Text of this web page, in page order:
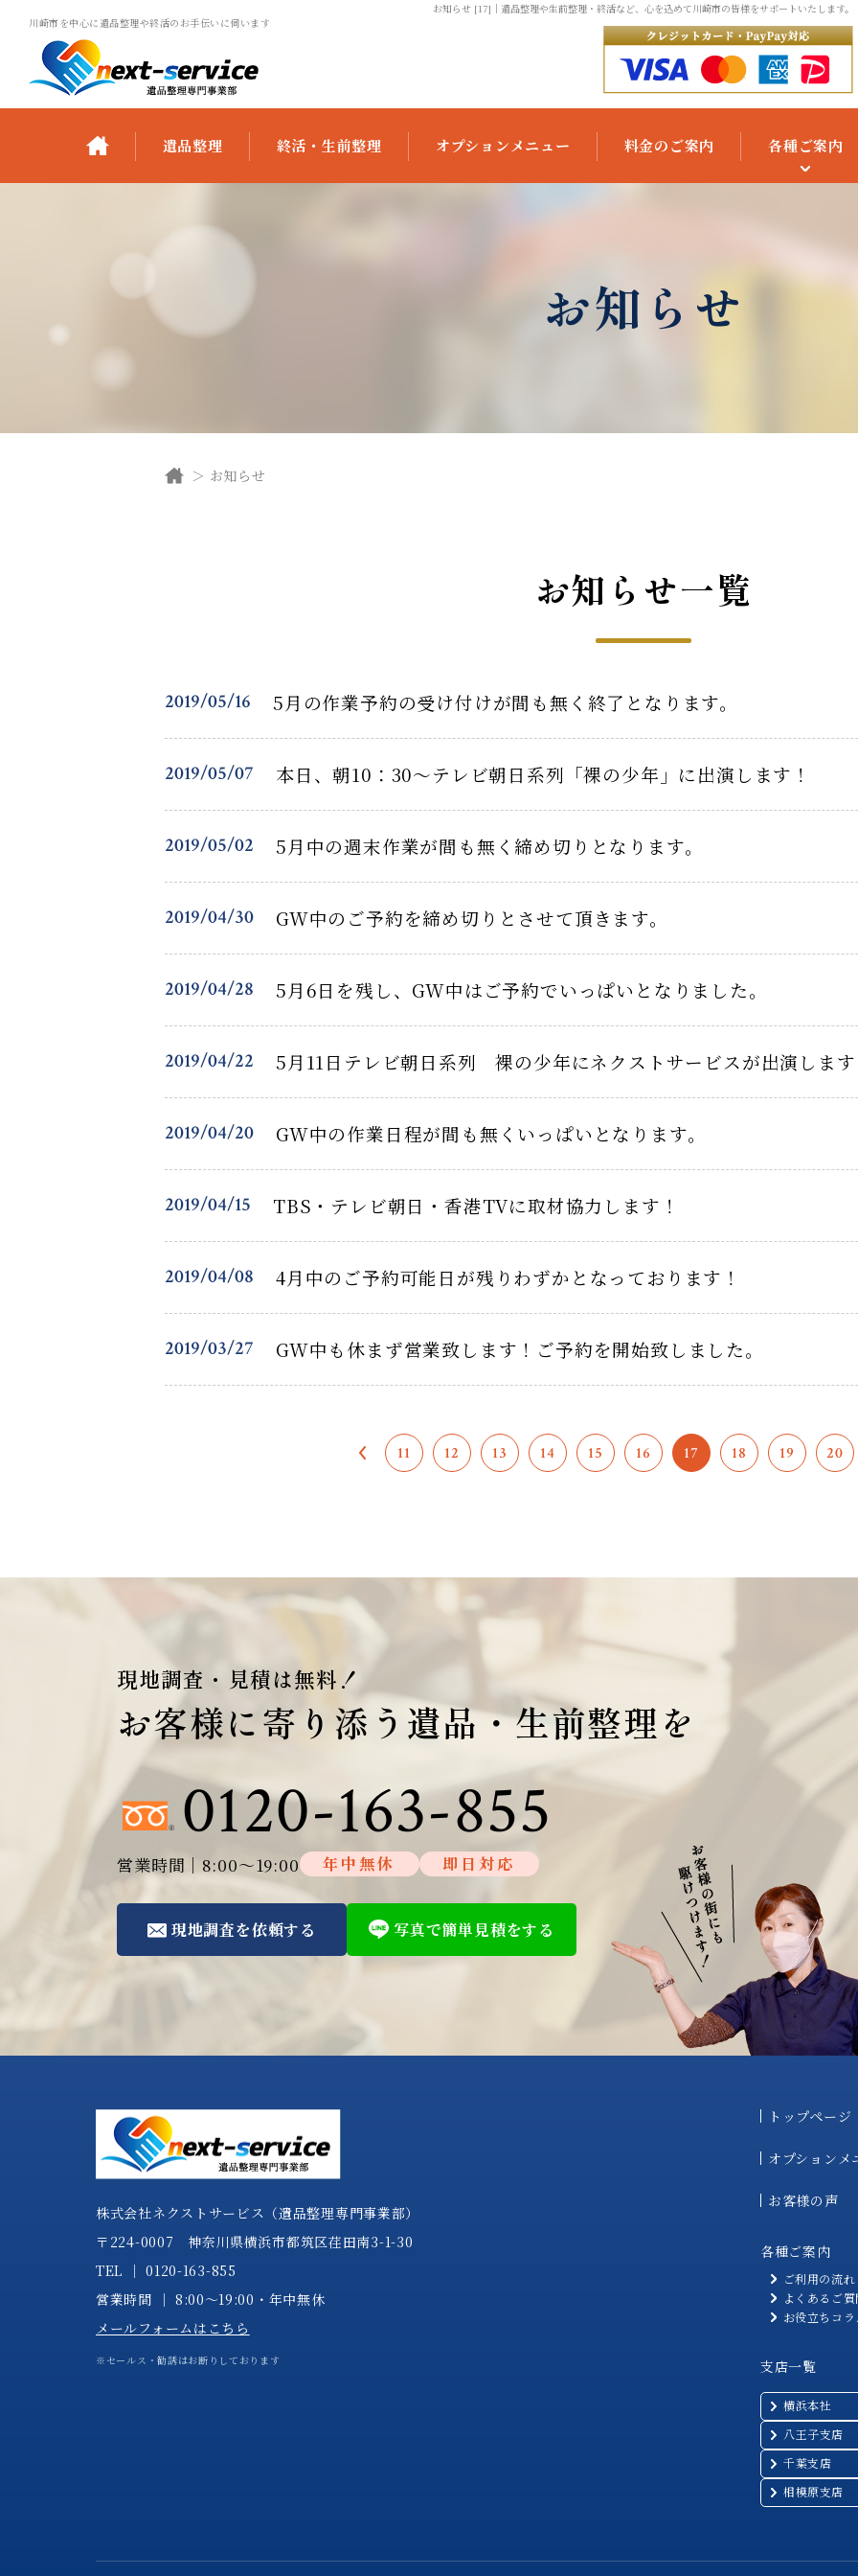
お知らせ [17] ｜遺品整理や生前整理・終活など、心を込めて川崎市の皆様をサポートいたします。
川崎市を中心に遺品整理や終活のお手伝いに伺います
遺品整理 終活・生前整理 オプションメニュー 料金のご案内 各種ご案内
お知らせ
お知らせ
お知らせ一覧
2019/05/16 5月の作業予約の受け付けが間も無く終了となります。
2019/05/07 本日、朝10：30～テレビ朝日系列「裸の少年」に出演します！
2019/05/02 5月中の週末作業が間も無く締め切りとなります。
2019/04/30 GW中のご予約を締め切りとさせて頂きます。
2019/04/28 5月6日を残し、GW中はご予約でいっぱいとなりました。
2019/04/22 5月11日テレビ朝日系列 裸の少年にネクストサービスが出演しま
2019/04/20 GW中の作業日程が間も無くいっぱいとなります。
2019/04/15 TBS・テレビ朝日・香港TVに取材協力します！
2019/04/08 4月中のご予約可能日が残りわずかとなっております！
2019/03/27 GW中も休まず営業致します！ご予約を開始致しました。
11 12 13 14 15 16 17 18 19 20
現地調査・見積は無料！
お客様に寄り添う 遺品・生前整理を
0120-163-855
営業時間│8:00～19:00 年中無休 即日対応
現地調査を依頼する 写真で簡単見積をする
株式会社ネクストサービス（遺品整理専門事業部）
〒224-0007 神奈川県横浜市都筑区荏田南3-1-30
TEL │0120-163-855
営業時間 │ 8:00～19:00・年中無休
メールフォームはこちら
※セールス・勧誘はお断りしております
トップページ
オプションメ
お客様の声
各種ご案内
ご利用の流れ
よくあるご
お役立ちコ
支店一覧
横浜本社
八王子支店
千葉支店
相模原支店